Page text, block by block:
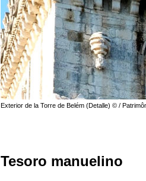
Exterior de la Torre de Belém (Detalle) © /
Tesoro manuelino